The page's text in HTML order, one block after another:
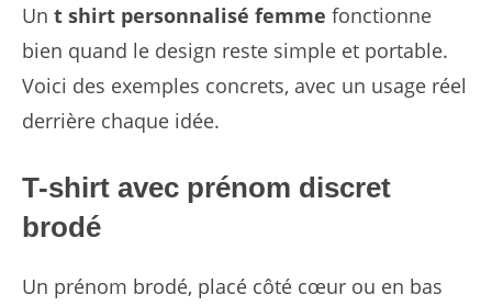
Un t shirt personnalisé femme fonctionne
bien quand le design reste simple et portable.
Voici des exemples concrets, avec un usage réel
derrière chaque idée.
T-shirt avec prénom discret
brodé
Un prénom brodé, placé côté cœur ou en bas